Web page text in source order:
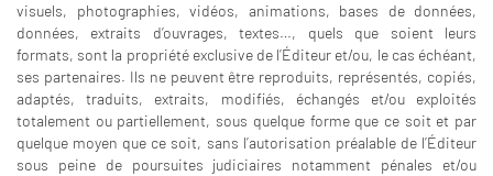
visuels, photographies, vidéos, animations, bases de données,
données, extraits d’ouvrages, textes…, quels que soient leurs
formats, sont la propriété exclusive de l’Éditeur et/ou, le cas échéant,
ses partenaires. Ils ne peuvent être reproduits, représentés, copiés,
adaptés, traduits, extraits, modifiés, échangés et/ou exploités
totalement ou partiellement, sous quelque forme que ce soit et par
quelque moyen que ce soit, sans l’autorisation préalable de l’Éditeur
sous peine de poursuites judiciaires notamment pénales et/ou